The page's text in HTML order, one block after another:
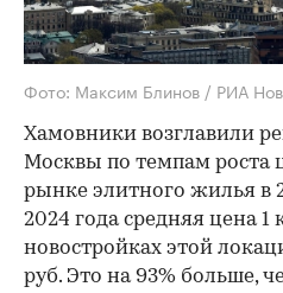
Фото: Максим Блинов / РИА
Хамовники возглавили
Москвы по темпам роста
рынке элитного жилья в
2024 года средняя цена 1
новостройках этой
руб. Это на 93% больше,